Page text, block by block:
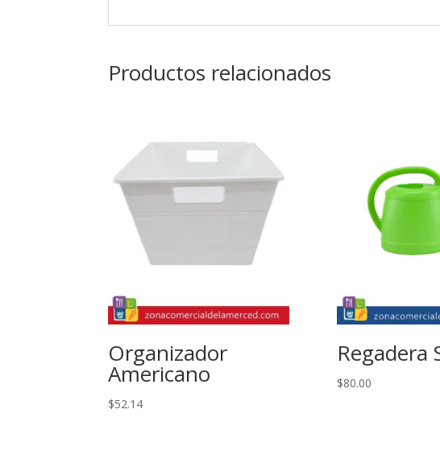
Productos relacionados
Organizador
Americano
$52.14
Regadera
$80.00